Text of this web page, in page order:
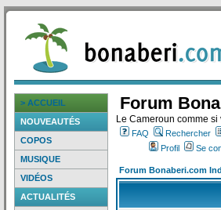
> ACCUEIL
NOUVEAUTÉS
COPOS
MUSIQUE
VIDÉOS
ACTUALITÉS
Forum
Le Cameroun comme si
FAQ Rechercher
Profil
Se
Forum Bonaberi.com